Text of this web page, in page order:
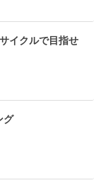
イクルで目指せ
グ